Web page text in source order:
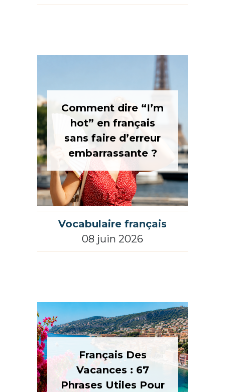
Comment dire “I’m
hot” en français
sans faire d’erreur
embarrassante ?
Vocabulaire français
08 juin 2026
Français Des
Vacances : 67
Phrases Utiles Pour